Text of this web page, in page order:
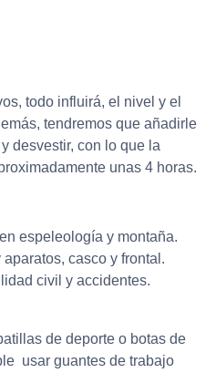
todo influirá, el nivel y el
tendremos que añadirle
desvestir, con lo que la
unas 4 horas.
espeleología y montaña.
casco y frontal.
civil y accidentes.
de deporte o botas de
usar guantes de trabajo